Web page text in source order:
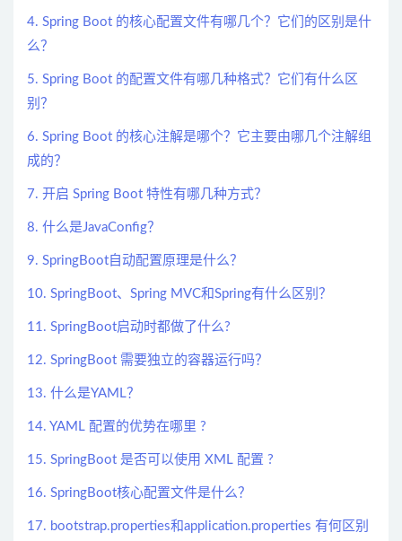
4. Spring Boot 的核心配置文件有哪几个？它们的区别是什
么？
5. Spring Boot 的配置文件有哪几种格式？它们有什么区
别？
6. Spring Boot 的核心注解是哪个？它主要由哪几个注解组
成的？
7. 开启 Spring Boot 特性有哪几种方式？
8. 什么是JavaConfig？
9. SpringBoot自动配置原理是什么？
10. SpringBoot、Spring MVC和Spring有什么区别？
11. SpringBoot启动时都做了什么?
12. SpringBoot 需要独立的容器运行吗？
13. 什么是YAML？
14. YAML 配置的优势在哪里 ?
15. SpringBoot 是否可以使用 XML 配置 ?
16. SpringBoot核心配置文件是什么？
17. bootstrap.properties和application.properties 有何区别